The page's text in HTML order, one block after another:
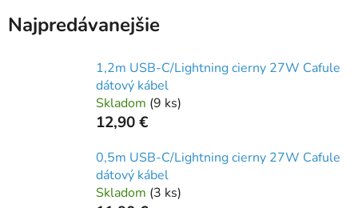
Najpredávanejšie
1,2m USB-C/Lightning cierny 27W Cafule
dátový kábel
Skladom (9 ks)
12,90 €
0,5m USB-C/Lightning cierny 27W Cafule
dátový kábel
Skladom (3 ks)